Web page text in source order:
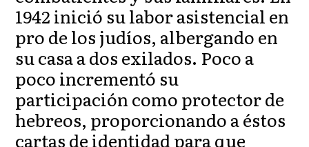
1942 inició su labor asistencial en
pro de los judíos, albergando en
su casa a dos exilados. Poco a
poco incrementó su
participación como protector de
hebreos, proporcionando a éstos
cartas de identidad para que